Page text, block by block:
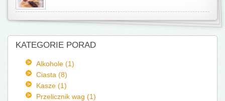
KATEGORIE PORAD
Alkohole (1)
Ciasta (8)
Kasze (1)
Przelicznik wag (1)